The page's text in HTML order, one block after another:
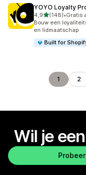
YOYO Loyalty
4,9van 5 sterren
(148)
148 recensies in
•Gratis
Bouw een
en lidmaatschap
Built for
1 2
Wil je